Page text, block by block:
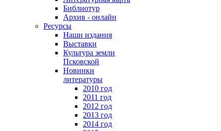
Библиотур
Архив - онлайн
Ресурсы
Наши издания
Выставки
Культура земли
Псковской
Новинки
литературы
2010 год
2011 год
2012 год
2013 год
2014 год